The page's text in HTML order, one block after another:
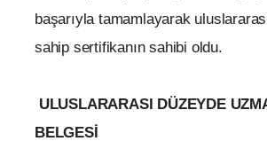
başarıyla tamamlayarak
sahip sertifikanın sahibi oldu.
ULUSLARARASI DÜZEYDE
BELGESİ